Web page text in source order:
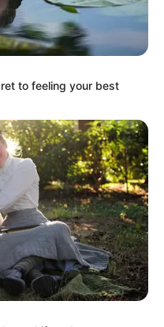
πνευματική ιδιοκτησία του
η αναπαραγωγή, η
τους χωρίς προηγούμενη
Με επιφύλαξη κάθε νόμιμου
Απορρήτουτου website πριν
το την
δικαίωμα να τροποποιήσει
to feeling your best